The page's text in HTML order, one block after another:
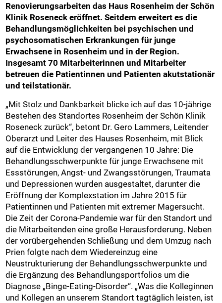
Renovierungsarbeiten das Haus Rosenheim der Schön
Klinik Roseneck eröffnet. Seitdem erweitert es die
Behandlungsmöglichkeiten bei psychischen und
psychosomatischen Erkrankungen für junge
Erwachsene in Rosenheim und in der Region.
Insgesamt 70 Mitarbeiterinnen und Mitarbeiter
betreuen die Patientinnen und Patienten akutstationär
und teilstationär.
„Mit Stolz und Dankbarkeit blicke ich auf das 10-jährige
Bestehen des Standortes Rosenheim der Schön Klinik
Roseneck zurück“, betont Dr. Gero Lammers, Leitender
Oberarzt und Leiter des Hauses Rosenheim, mit Blick
auf die Entwicklung der vergangenen 10 Jahre: Die
Behandlungsschwerpunkte für junge Erwachsene mit
Essstörungen, Angst- und Zwangsstörungen, Traumata
und Depressionen wurden ausgestaltet, darunter die
Eröffnung der Komplexstation im Jahre 2015 für
Patientinnen und Patienten mit extremer Magersucht.
Die Zeit der Corona-Pandemie war für den Standort und
die Mitarbeitenden eine große Herausforderung. Neben
der vorübergehenden Schließung und dem Umzug nach
Prien folgte nach dem Wiedereinzug eine
Neustrukturierung der Behandlungsschwerpunkte und
die Ergänzung des Behandlungsportfolios um die
Diagnose „Binge-Eating-Disorder“. „Was die Kolleginnen
und Kollegen an unserem Standort tagtäglich leisten, ist